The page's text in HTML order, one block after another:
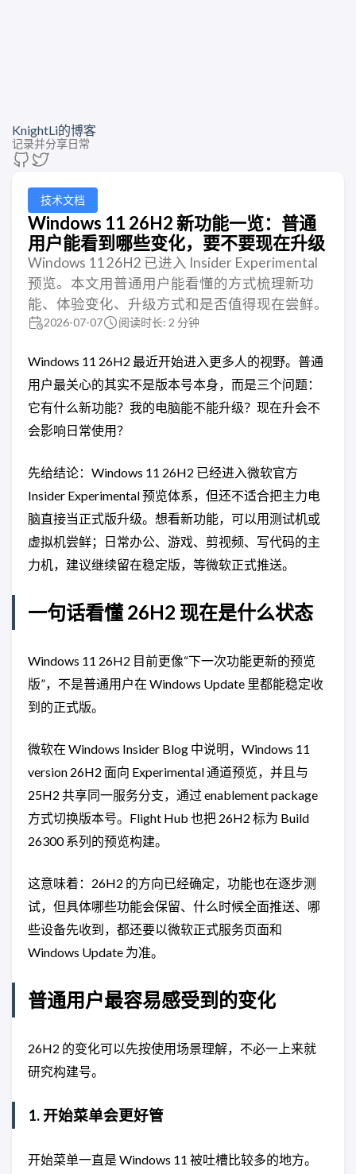
KnightLi的博客
记录并分享日常
技术文档
Windows 11 26H2 新功能一览：普通
用户能看到哪些变化，要不要现在升级
Windows 11 26H2 已进入 Insider Experimental
预览。本文用普通用户能看懂的方式梳理新功
能、体验变化、升级方式和是否值得现在尝鲜。
2026-07-07 阅读时长: 2 分钟
Windows 11 26H2 最近开始进入更多人的视野。普通
用户最关心的其实不是版本号本身，而是三个问题：
它有什么新功能？我的电脑能不能升级？现在升会不
会影响日常使用？
先给结论：Windows 11 26H2 已经进入微软官方
Insider Experimental 预览体系，但还不适合把主力电
脑直接当正式版升级。想看新功能，可以用测试机或
虚拟机尝鲜；日常办公、游戏、剪视频、写代码的主
力机，建议继续留在稳定版，等微软正式推送。
一句话看懂 26H2 现在是什么状态
Windows 11 26H2 目前更像“下一次功能更新的预览
版”，不是普通用户在 Windows Update 里都能稳定收
到的正式版。
微软在 Windows Insider Blog 中说明，Windows 11
version 26H2 面向 Experimental 通道预览，并且与
25H2 共享同一服务分支，通过 enablement package
方式切换版本号。Flight Hub 也把 26H2 标为 Build
26300 系列的预览构建。
这意味着：26H2 的方向已经确定，功能也在逐步测
试，但具体哪些功能会保留、什么时候全面推送、哪
些设备先收到，都还要以微软正式服务页面和
Windows Update 为准。
普通用户最容易感受到的变化
26H2 的变化可以先按使用场景理解，不必一上来就
研究构建号。
1. 开始菜单会更好管
开始菜单一直是 Windows 11 被吐槽比较多的地方。